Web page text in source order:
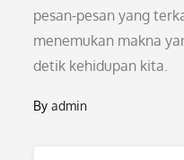
pesan-pesan yang
menemukan makna
detik kehidupan kita.
Byadmin